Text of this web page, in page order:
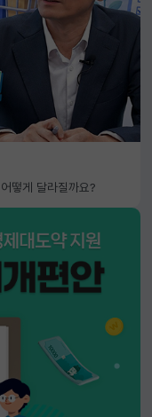
떻게 달라질까요?